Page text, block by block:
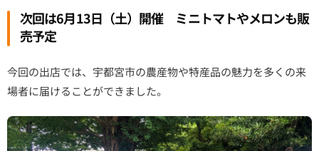
次回は6月13日（土）開催 ミニトマトやメロンも販
売予定
今回の出店では、宇都宮市の農産物や特産品の魅力を多くの来
場者に届けることができました。